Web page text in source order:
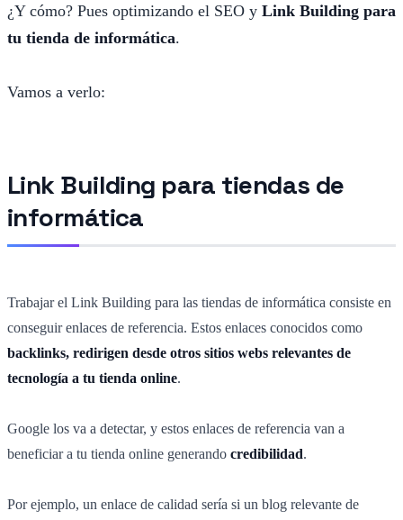
¿Y cómo? Pues optimizando el SEO y Link Building para
tu tienda de informática.
Vamos a verlo:
Link Building para tiendas de
informática
Trabajar el Link Building para las tiendas de informática consiste en
conseguir enlaces de referencia. Estos enlaces conocidos como
backlinks, redirigen desde otros sitios webs relevantes de
tecnología a tu tienda online.
Google los va a detectar, y estos enlaces de referencia van a
beneficiar a tu tienda online generando credibilidad.
Por ejemplo, un enlace de calidad sería si un blog relevante de